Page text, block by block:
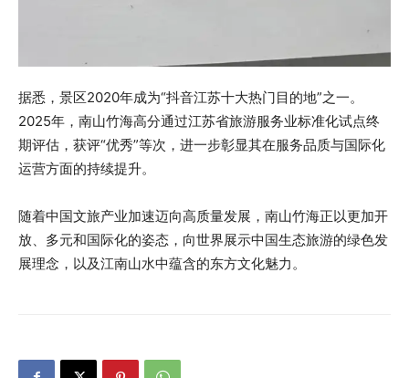
据悉，景区2020年成为“抖音江苏十大热门目的地”之一。
2025年，南山竹海高分通过江苏省旅游服务业标准化试点终
期评估，获评“优秀”等次，进一步彰显其在服务品质与国际化
运营方面的持续提升。
随着中国文旅产业加速迈向高质量发展，南山竹海正以更加开
放、多元和国际化的姿态，向世界展示中国生态旅游的绿色发
展理念，以及江南山水中蕴含的东方文化魅力。